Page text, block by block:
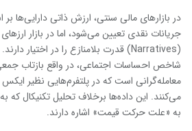
در بازارهای مالی سنتی، ارزش ذاتی دارایی‌ها
جریانات نقدی تعیین می‌شود، اما در بازار
شاخص احساسات اجتماعی، در واقع بازتاب
می‌کنند. این داده‌ها برخلاف تحلیل تکنیکال که
به «علت حرکت قیمت» اشاره دارند.